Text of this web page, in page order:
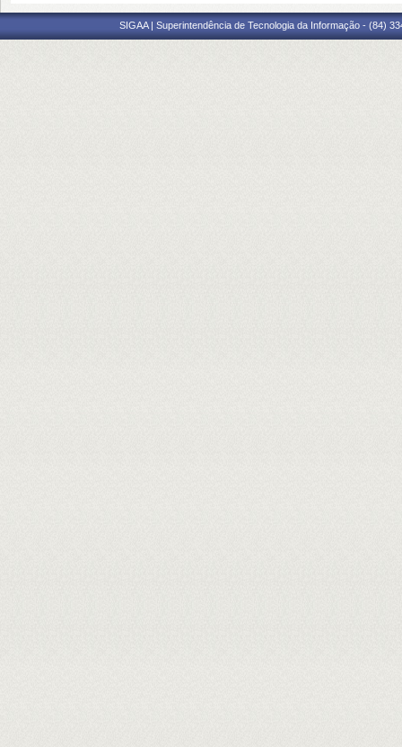
SIGAA | Superintendência de Tecnologia da Informação - (84)